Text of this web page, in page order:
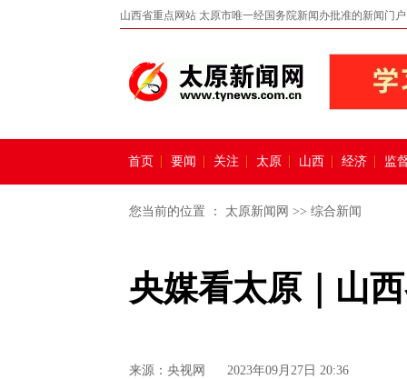
山西省重点网站 太原市唯一经国务院新闻办批准的新闻门
首页 要闻 关注 太原 山西 经济 监
您当前的位置 ： 太原新闻网 >> 综合新闻
央媒看太原｜山
来源： 央视网 2023年09月27日 20:36